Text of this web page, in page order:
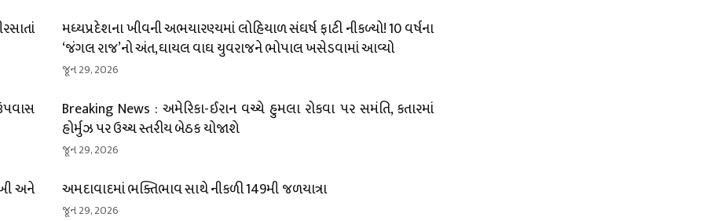
મધ્યપ્રદેશના ખીવની અભયારણ્યમાં લોહિયાળ સંઘર્ષ ફાટી નીકળ્યો! 10 વર્ષના
‘જંગલ રાજ’નો અંત, ઘાયલ વાઘ યુવરાજને ભોપાલ ખસેડવામાં આવ્યો
જૂન 29, 2026
Breaking News : અમેરિકા-ઈરાન વચ્ચે હુમલા રોકવા પર સમંતિ, કતારમાં
હોર્મુઝ પર ઉચ્ચ સ્તરીય બેઠક યોજાશે
જૂન 29, 2026
અને
અમદાવાદમાં ભક્તિભાવ સાથે નીકળી 149મી જળયાત્રા
જૂન 29, 2026